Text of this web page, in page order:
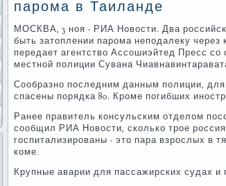
парома в Таиланде
МОСКВА, 3 ноя - РИА Новости. Два
быть затоплении парома неподалеку через
передает агентство Ассошиэйтед Пресс
местной полиции Сувана
Сообразно последним данным полиции,
спасены порядка 80. Кроме погибших
Ранее правитель консульским отделом
сообщил РИА Новости, сколько трое
госпитализированы - это пара взрослых в
коме.
Крупные аварии для пассажирских судах и